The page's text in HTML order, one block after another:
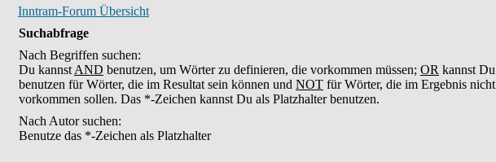
Inntram-Forum Übersicht
Suchabfrage
Nach Begriffen suchen:
Du kannst AND benutzen, um Wörter zu definieren, die vorkommen müssen; OR kannst Du
benutzen für Wörter, die im Resultat sein können und NOT für Wörter, die im Ergebnis nicht
vorkommen sollen. Das *-Zeichen kannst Du als Platzhalter benutzen.
Nach Autor suchen:
Benutze das *-Zeichen als Platzhalter